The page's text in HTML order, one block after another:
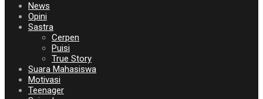
News
Opini
Sastra
Cerpen
Puisi
True Story
Suara Mahasiswa
Motivasi
Teenager